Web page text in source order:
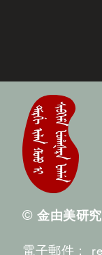
©金由美研
電子郵件：